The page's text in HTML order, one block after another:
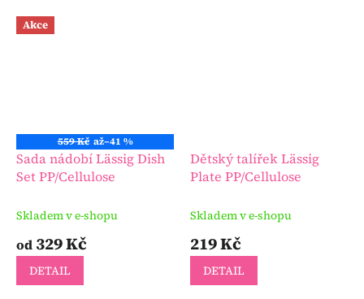
Akce
559 Kč až–41 %
Sada nádobí Lässig Dish
Set PP/Cellulose
Skladem v e-shopu
od 329 Kč
DETAIL
Dětský talířek Lässig
Plate PP/Cellulose
Skladem v e-shopu
219 Kč
DETAIL